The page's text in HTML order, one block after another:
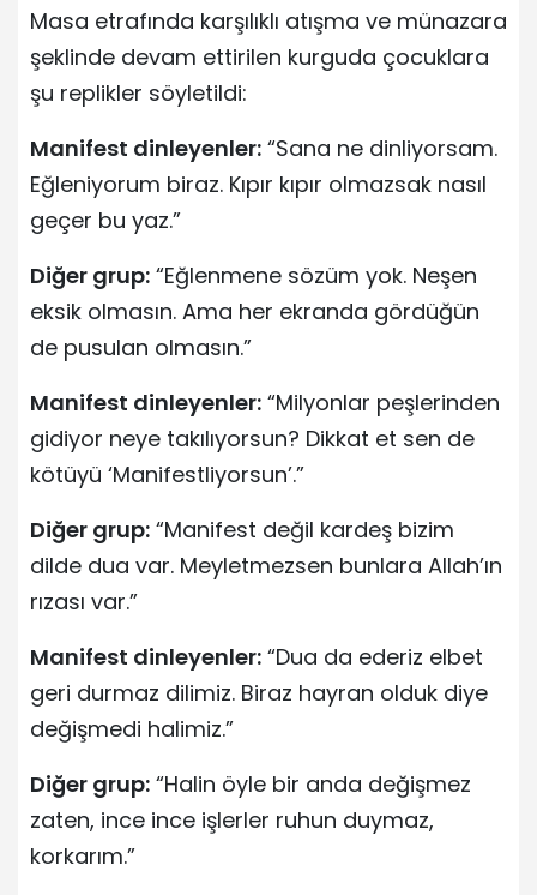
Masa etrafında karşılıklı atışma ve münazara
şeklinde devam ettirilen kurguda çocuklara
şu replikler söyletildi:
Manifest dinleyenler: “Sana ne dinliyorsam.
Eğleniyorum biraz. Kıpır kıpır olmazsak nasıl
geçer bu yaz.”
Diğer grup: “Eğlenmene sözüm yok. Neşen
eksik olmasın. Ama her ekranda gördüğün
de pusulan olmasın.”
Manifest dinleyenler: “Milyonlar peşlerinden
gidiyor neye takılıyorsun? Dikkat et sen de
kötüyü ‘Manifestliyorsun’.”
Diğer grup: “Manifest değil kardeş bizim
dilde dua var. Meyletmezsen bunlara Allah’ın
rızası var.”
Manifest dinleyenler: “Dua da ederiz elbet
geri durmaz dilimiz. Biraz hayran olduk diye
değişmedi halimiz.”
Diğer grup: “Halin öyle bir anda değişmez
zaten, ince ince işlerler ruhun duymaz,
korkarım.”